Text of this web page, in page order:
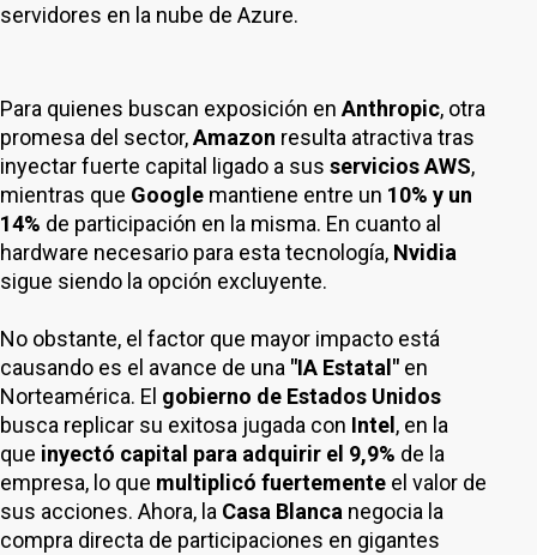
servidores en la nube de Azure.
Para quienes buscan exposición en Anthropic, otra
promesa del sector,Amazon resulta atractiva tras
inyectar fuerte capital ligado a sus servicios AWS,
mientras que Google mantiene entre un 10% y un
14% de participación en la misma. En cuanto al
hardware necesario para esta tecnología, Nvidia
sigue siendo la opción excluyente.
No obstante, el factor que mayor impacto está
causando es el avance de una "IA Estatal" en
Norteamérica. El gobierno de Estados Unidos
busca replicar su exitosa jugada con Intel , en la
que inyectó capital para adquirir el 9,9% de la
empresa, lo que multiplicó fuertemente el valor de
sus acciones. Ahora, la Casa Blanca negocia la
compra directa de participaciones en gigantes